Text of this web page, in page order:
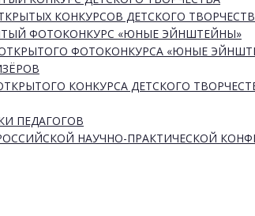
КОНКУРСОВ ДЕТСКОГО
ФОТОКОНКУРС «ЮНЫЕ ЭЙНШТЕЙНЫ»
ФОТОКОНКУРСА «ЮНЫЕ
КОНКУРСА ДЕТСКОГО
ПЕДАГОГОВ
НАУЧНО-ПРАКТИЧЕСКОЙ